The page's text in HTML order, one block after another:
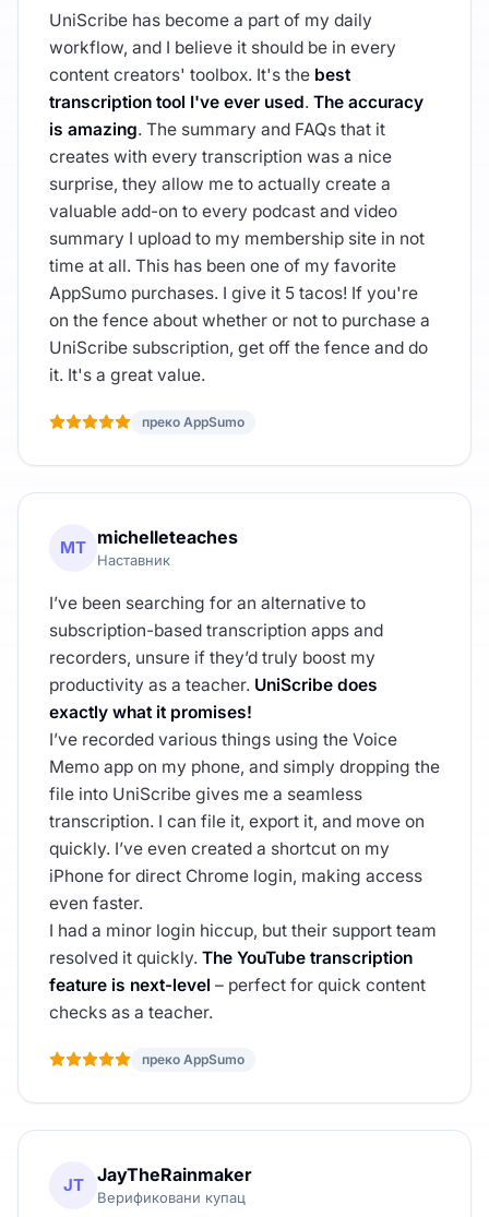
UniScribe has become a part of my daily
workflow, and I believe it should be in every
content creators' toolbox. It's the best
transcription tool I've ever used. The accuracy
is amazing. The summary and FAQs that it
creates with every transcription was a nice
surprise, they allow me to actually create a
valuable add-on to every podcast and video
summary I upload to my membership site in not
time at all. This has been one of my favorite
AppSumo purchases. I give it 5 tacos! If you're
on the fence about whether or not to purchase a
UniScribe subscription, get off the fence and do
it. It's a great value.
преко AppSumo
MT michelleteaches
Наставник
I’ve been searching for an alternative to
subscription-based transcription apps and
recorders, unsure if they’d truly boost my
productivity as a teacher. UniScribe does
exactly what it promises!
I’ve recorded various things using the Voice
Memo app on my phone, and simply dropping the
file into UniScribe gives me a seamless
transcription. I can file it, export it, and move on
quickly. I’ve even created a shortcut on my
iPhone for direct Chrome login, making access
even faster.
I had a minor login hiccup, but their support team
resolved it quickly. The YouTube transcription
feature is next-level – perfect for quick content
checks as a teacher.
преко AppSumo
JT JayTheRainmaker
Верификовани купац